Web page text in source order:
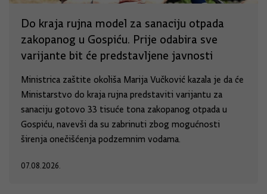
Do kraja rujna model za sanaciju otpada
zakopanog u Gospiću. Prije odabira sve
varijante bit će predstavljene javnosti
Ministrica zaštite okoliša Marija Vučković kazala je da će
Ministarstvo do kraja rujna predstaviti varijantu za
sanaciju gotovo 33 tisuće tona zakopanog otpada u
Gospiću, navevši da su zabrinuti zbog mogućnosti
širenja onečišćenja podzemnim vodama.
07.08.2026.